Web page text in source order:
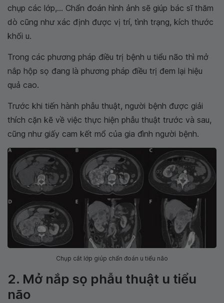
chụp các lớp,... Chẩn đoán hình ảnh sẽ giúp bác sĩ thăm
dò cũng như xác định được vị trí, tình trạng, kích thước
khối u.
Trong các phương pháp điều trị bệnh u tiểu não thì mở
nắp hộp sọ đang là phương pháp điều trị đem lại hiệu
quả cao.
Trước khi tiến hành phẫu thuật, người bệnh được giải
thích cặn kẽ về việc thực hiện phẫu thuật trước và sau,
cũng như giấy cam kết mổ của gia đình người bệnh.
Chụp cắt lớp giúp chẩn đoán u tiểu não
2. Mở nắp sọ phẫu thuật u tiểu
não